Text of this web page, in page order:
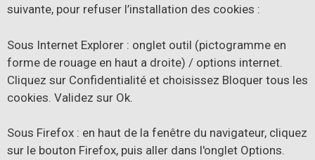
suivante, pour refuser l’installation des cookies :
Sous Internet Explorer : onglet outil (pictogramme en
forme de rouage en haut a droite) / options internet.
Cliquez sur Confidentialité et choisissez Bloquer tous les
cookies. Validez sur Ok.
Sous Firefox : en haut de la fenêtre du navigateur, cliquez
sur le bouton Firefox, puis aller dans l'onglet Options.